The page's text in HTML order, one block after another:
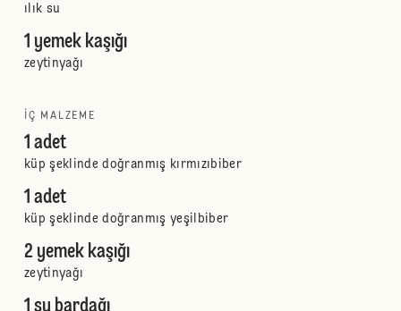
ılık su
1 yemek kaşığı
zeytinyağı
İÇ MALZEME
1 adet
küp şeklinde doğranmış kırmızıbiber
1 adet
küp şeklinde doğranmış yeşilbiber
2 yemek kaşığı
zeytinyağı
1 su bardağı